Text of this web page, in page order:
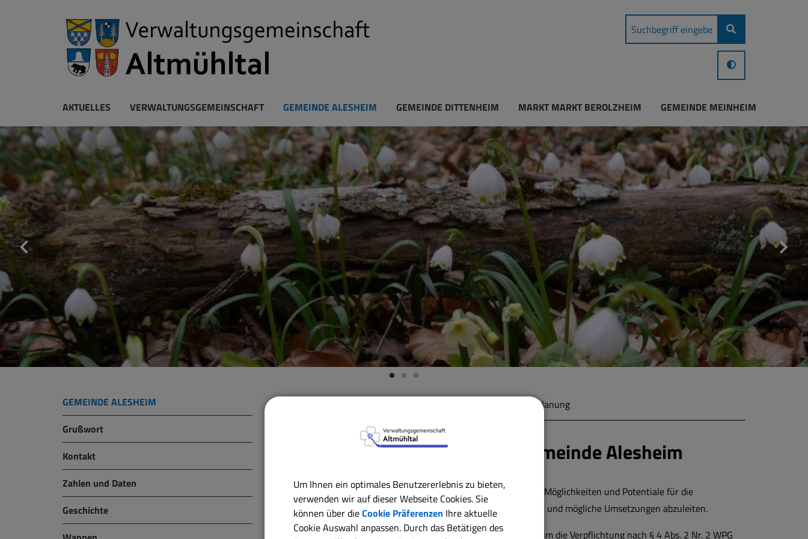
AKTUELLES VERWALTUNGSGEMEINSCHAFT GEMEINDE ALESHEIM GEMEINDE DITTENHEIM MARKT MARKT BEROLZHEIM GEMEINDE MEINHEIM
GEMEINDE ALESHEIM
Grußwort
Kontakt
Zahlen und Daten
Geschichte
Wärmeplanung
Wärmeplanung der Gemeinde Alesheim
Ziel der Planung ist, neben einer Aufnahme der Ist-Situation, Möglichkeiten und Potentiale für die
Wärmeversorgung in der Gemeinde Alesheim zu identifizieren und mögliche Umsetzungen abzuleiten.
Mit dem erarbeiteten Wärmeplan erfüllt die Gemeinde Alesheim die Verpflichtung nach § 4 Abs. 2 Nr. 2 WPG
Um Ihnen ein optimales Benutzererlebnis zu bieten,
verwenden wir auf dieser Webseite Cookies. Sie
können über dieCookie Präferenzen Ihre aktuelle
Cookie Auswahl anpassen. Durch das Betätigen des